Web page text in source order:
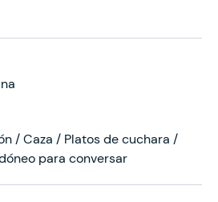
/ Caza / Platos de cuchara /
para conversar